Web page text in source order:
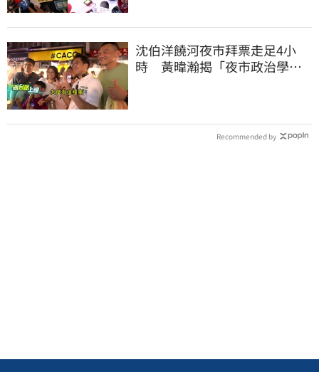
沈伯洋饒河夜市拜票走足4小
時 黃暐瀚揭「夜市政治學」
Recommended by